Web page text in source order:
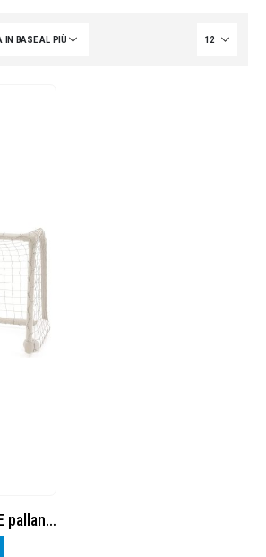
Coppia MINIPORTE pallanuoto